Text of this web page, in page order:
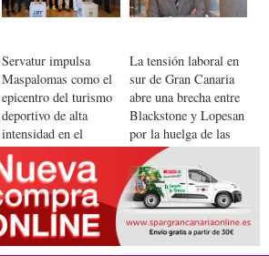
Servatur impulsa
Maspalomas como el
epicentro del turismo
deportivo de alta
intensidad en el
Atlántico
La tensión laboral en
sur de Gran Canaria
abre una brecha entre
Blackstone y Lopesan
por la huelga de las
camareras de pisos